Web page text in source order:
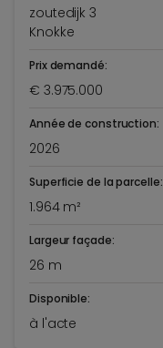
zoutedijk 3
Knokke
Prix demandé:
€ 3.975.000
Année de construction:
2026
Superficie de la parcelle:
1.964 m²
Largeur façade:
26 m
Disponible:
à l'acte